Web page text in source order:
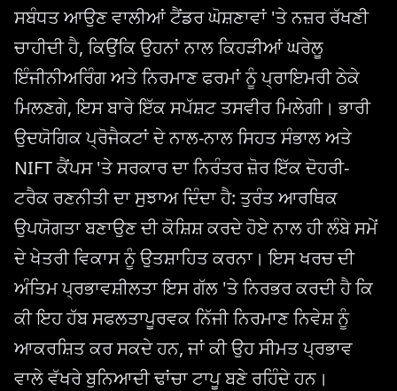
ਸਬੰਧਤ ਆਉਣ ਵਾਲੀਆਂ ਟੈਂਡਰ ਘੋਸ਼ਣਾਵਾਂ 'ਤੇ ਨਜ਼ਰ ਰੱਖਣੀ
ਚਾਹੀਦੀ ਹੈ, ਕਿਉਂਕਿ ਉਹਨਾਂ ਨਾਲ ਕਿਹੜੀਆਂ ਘਰੇਲੂ
ਇੰਜੀਨੀਅਰਿੰਗ ਅਤੇ ਨਿਰਮਾਣ ਫਰਮਾਂ ਨੂੰ ਪ੍ਰਾਇਮਰੀ ਠੇਕੇ
ਮਿਲਣਗੇ, ਇਸ ਬਾਰੇ ਇੱਕ ਸਪੱਸ਼ਟ ਤਸਵੀਰ ਮਿਲੇਗੀ। ਭਾਰੀ
ਉਦਯੋਗਿਕ ਪ੍ਰੋਜੈਕਟਾਂ ਦੇ ਨਾਲ-ਨਾਲ ਸਿਹਤ ਸੰਭਾਲ ਅਤੇ
NIFT ਕੈਂਪਸ 'ਤੇ ਸਰਕਾਰ ਦਾ ਨਿਰੰਤਰ ਜ਼ੋਰ ਇੱਕ ਦੋਹਰੀ-
ਟਰੈਕ ਰਣਨੀਤੀ ਦਾ ਸੁਝਾਅ ਦਿੰਦਾ ਹੈ: ਤੁਰੰਤ ਆਰਥਿਕ
ਉਪਯੋਗਤਾ ਬਣਾਉਣ ਦੀ ਕੋਸ਼ਿਸ਼ ਕਰਦੇ ਹੋਏ ਨਾਲ ਹੀ ਲੰਬੇ ਸਮੇਂ
ਦੇ ਖੇਤਰੀ ਵਿਕਾਸ ਨੂੰ ਉਤਸ਼ਾਹਿਤ ਕਰਨਾ। ਇਸ ਖਰਚ ਦੀ
ਅੰਤਿਮ ਪ੍ਰਭਾਵਸ਼ੀਲਤਾ ਇਸ ਗੱਲ 'ਤੇ ਨਿਰਭਰ ਕਰਦੀ ਹੈ ਕਿ
ਕੀ ਇਹ ਹੱਬ ਸਫਲਤਾਪੂਰਵਕ ਨਿੱਜੀ ਨਿਰਮਾਣ ਨਿਵੇਸ਼ ਨੂੰ
ਆਕਰਸ਼ਿਤ ਕਰ ਸਕਦੇ ਹਨ, ਜਾਂ ਕੀ ਉਹ ਸੀਮਤ ਪ੍ਰਭਾਵ
ਵਾਲੇ ਵੱਖਰੇ ਬੁਨਿਆਦੀ ਢਾਂਚਾ ਟਾਪੂ ਬਣੇ ਰਹਿੰਦੇ ਹਨ।